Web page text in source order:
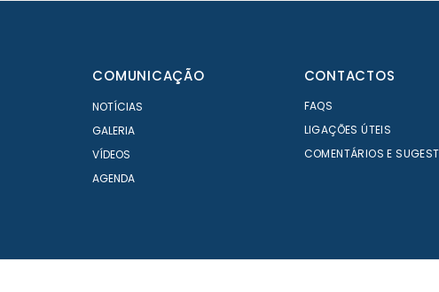
COMUNICAÇÃO
NOTÍCIAS
GALERIA
VÍDEOS
AGENDA
CONTACTOS
FAQS
LIGAÇÕES ÚTEIS
COMENTÁRIOS E